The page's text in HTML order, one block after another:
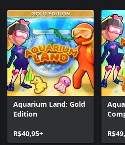
Aquarium Land: Gold
Edition
R$40,95+